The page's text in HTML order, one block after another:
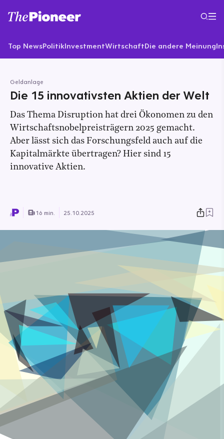
Top NewsPolitikInvestmentWirtschaftDie andere Meinung
Geldanlage
Die 15 innovativsten Aktien der Welt
Das Thema Disruption hat drei Ökonomen zu den
Wirtschaftsnobelpreisträgern 2025 gemacht.
Aber lässt sich das Forschungsfeld auch auf die
Kapitalmärkte übertragen? Hier sind 15
innovative Aktien.
16 min. 25.10.2025